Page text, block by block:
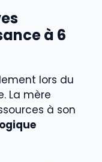
à 6
lors du
La mère
à son